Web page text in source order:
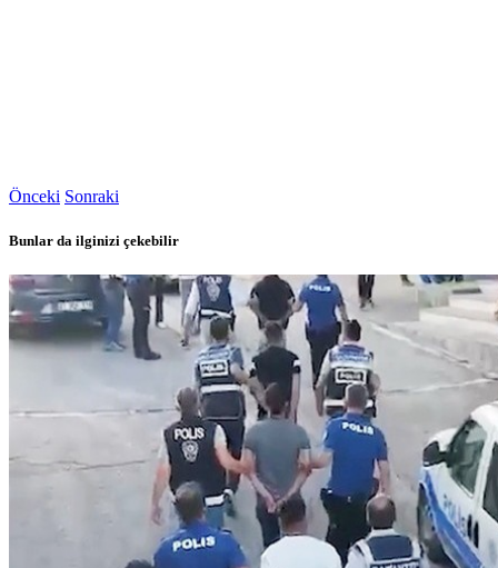
Önceki Sonraki
Bunlar da ilginizi çekebilir